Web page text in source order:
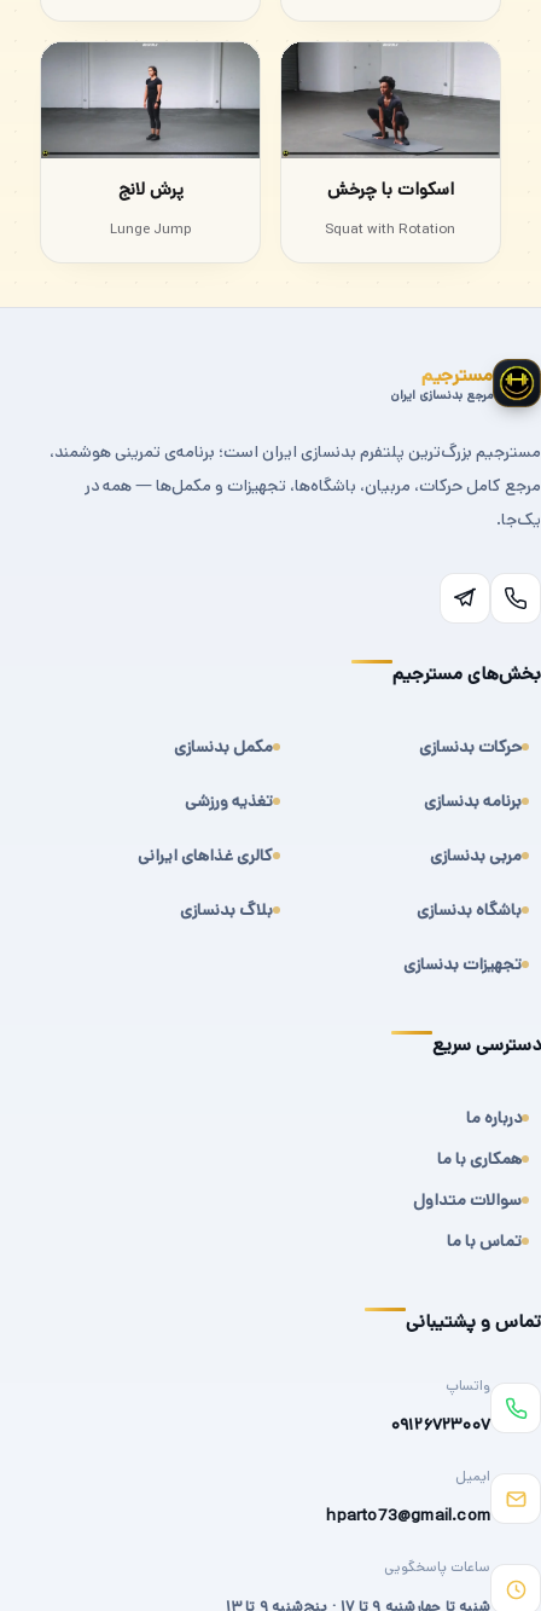
اسکوات با چرخش
Squat with Rotation
پرش لانج
Lunge Jump
مسترجیم
مرجع بدنسازی ایران
مسترجیم بزرگ‌ترین پلتفرم بدنسازی ایران است؛ برنامه‌ی تمرینی هوشمند،
مرجع کامل حرکات، مربیان، باشگاه‌ها، تجهیزات و مکمل‌ها — همه در
یک‌جا.
بخش‌های مسترجیم
حرکات بدنسازی
برنامه بدنسازی
مربی بدنسازی
باشگاه بدنسازی
تجهیزات بدنسازی
مکمل بدنسازی
تغذیه ورزشی
کالری غذاهای ایرانی
بلاگ بدنسازی
دسترسی سریع
درباره ما
همکاری با ما
سوالات متداول
تماس با ما
تماس و پشتیبانی
واتساپ
۰۹۱۲۶۷۲۳۰۰۷
ایمیل
hparto73@gmail.com
ساعات پاسخگویی